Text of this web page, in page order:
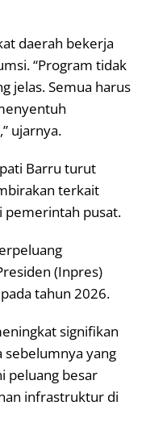
daerah bekerja
“Program tidak
jelas. Semua harus
ujarnya.
Barru turut
terkait
pemerintah pusat.
(Inpres)
tahun 2026.
signifikan
sebelumnya yang
peluang besar
infrastruktur di